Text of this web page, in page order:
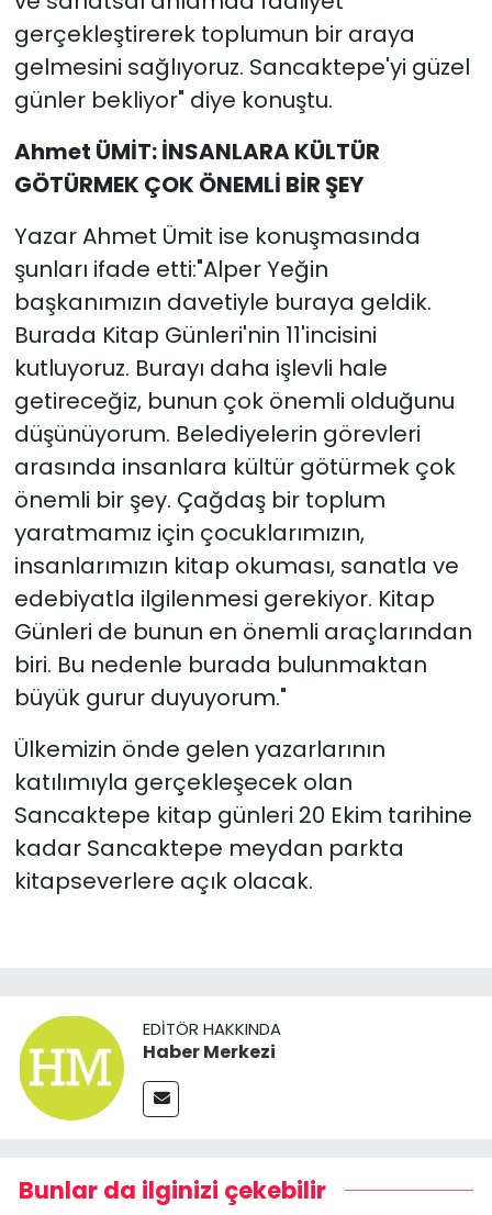
gerçekleştirerek toplumun bir araya
gelmesini sağlıyoruz. Sancaktepe'yi güzel
günler bekliyor" diye konuştu.
Ahmet ÜMİT: İNSANLARA KÜLTÜR
GÖTÜRMEK ÇOK ÖNEMLİ BİR ŞEY
Yazar Ahmet Ümit ise konuşmasında
şunları ifade etti:"Alper Yeğin
başkanımızın davetiyle buraya geldik.
Burada Kitap Günleri'nin 11'incisini
kutluyoruz. Burayı daha işlevli hale
getireceğiz, bunun çok önemli olduğunu
düşünüyorum. Belediyelerin görevleri
arasında insanlara kültür götürmek çok
önemli bir şey. Çağdaş bir toplum
yaratmamız için çocuklarımızın,
insanlarımızın kitap okuması, sanatla ve
edebiyatla ilgilenmesi gerekiyor. Kitap
Günleri de bunun en önemli araçlarından
biri. Bu nedenle burada bulunmaktan
büyük gurur duyuyorum."
Ülkemizin önde gelen yazarlarının
katılımıyla gerçekleşecek olan
Sancaktepe kitap günleri 20 Ekim tarihine
kadar Sancaktepe meydan parkta
kitapseverlere açık olacak.
EDITÖR HAKKINDA
Haber Merkezi
Bunlar da ilginizi çekebilir